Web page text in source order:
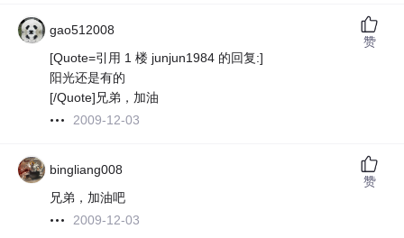
gao512008
[Quote=引用 1 楼 junjun1984 的回复:]
阳光还是有的
[/Quote]兄弟，加油
2009-12-03
赞
bingliang008
兄弟，加油吧
2009-12-03
赞